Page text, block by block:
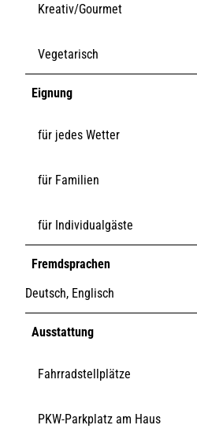
Kreativ/Gourmet
Vegetarisch
Eignung
für jedes Wetter
für Familien
für Individualgäste
Fremdsprachen
Deutsch, Englisch
Ausstattung
Fahrradstellplätze
PKW-Parkplatz am Haus